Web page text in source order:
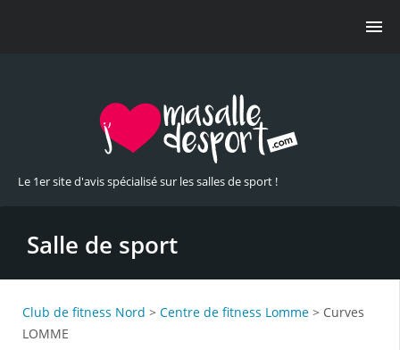
Le 1er site d'avis spécialisé sur les salles de sport !
Salle de sport
Club de fitness Nord > Centre de fitness Lomme > Curves
LOMME